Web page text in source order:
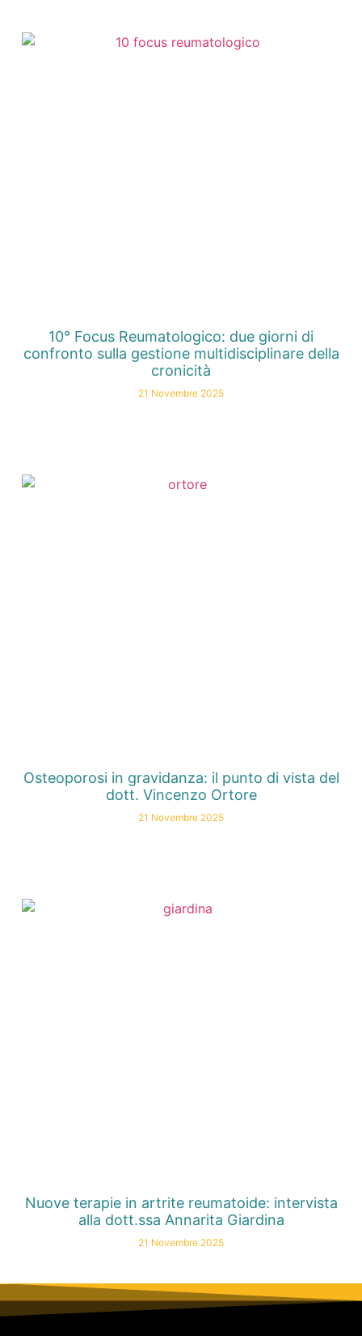
10° Focus Reumatologico: due giorni di
confronto sulla gestione multidisciplinare della
cronicità
21 Novembre 2025
Osteoporosi in gravidanza: il punto di vista del
dott. Vincenzo Ortore
21 Novembre 2025
Nuove terapie in artrite reumatoide: intervista
alla dott.ssa Annarita Giardina
21 Novembre 2025